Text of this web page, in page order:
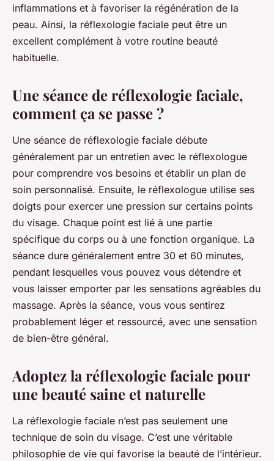
inflammations et à favoriser la régénération de la
peau. Ainsi, la réflexologie faciale peut être un
excellent complément à votre routine beauté
habituelle.
Une séance de réflexologie faciale,
comment ça se passe ?
Une séance de réflexologie faciale débute
généralement par un entretien avec le réflexologue
pour comprendre vos besoins et établir un plan de
soin personnalisé. Ensuite, le réflexologue utilise ses
doigts pour exercer une pression sur certains points
du visage. Chaque point est lié à une partie
spécifique du corps ou à une fonction organique. La
séance dure généralement entre 30 et 60 minutes,
pendant lesquelles vous pouvez vous détendre et
vous laisser emporter par les sensations agréables du
massage. Après la séance, vous vous sentirez
probablement léger et ressourcé, avec une sensation
de bien-être général.
Adoptez la réflexologie faciale pour
une beauté saine et naturelle
La réflexologie faciale n’est pas seulement une
technique de soin du visage. C’est une véritable
philosophie de vie qui favorise la beauté de l’intérieur.